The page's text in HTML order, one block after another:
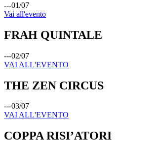
---01/07
Vai all'evento
FRAH QUINTALE
---02/07
VAI ALL'EVENTO
THE ZEN CIRCUS
---03/07
VAI ALL'EVENTO
COPPA RISI’ATORI